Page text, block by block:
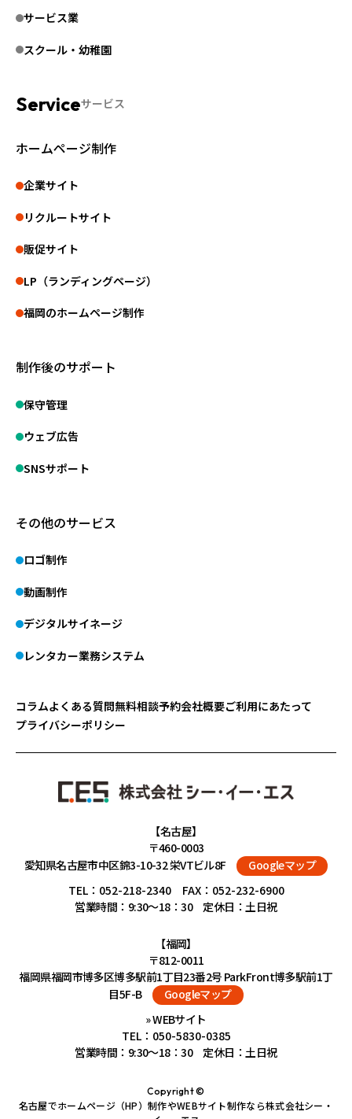
サービス業
スクール・幼稚園
サービス
ホームページ制作
企業サイト
リクルートサイト
販促サイト
LP（ランディングページ）
福岡のホームページ制作
制作後のサポート
保守管理
ウェブ広告
SNSサポート
その他のサービス
ロゴ制作
動画制作
デジタルサイネージ
レンタカー業務システム
コラムよくある質問無料相談予約会社概要ご利用にあたって
プライバシーポリシー
【名古屋】
〒460-0003
愛知県名古屋市中区錦3-10-32 栄VTビル8F
Googleマップ
TEL： 052-218-2340FAX：052-232-6900
営業時間：9:30～18：30 定休日：土日祝
【福岡】
〒812-0011
福岡県福岡市博多区博多駅前1丁目23番2号 ParkFront博多駅前1丁
目5F-B
Googleマップ
» WEBサイト
TEL： 050-5830-0385
営業時間：9:30～18：30 定休日：土日祝
Copyright ©
名古屋でホームページ（HP）制作やWEBサイト制作なら株式会社シー・